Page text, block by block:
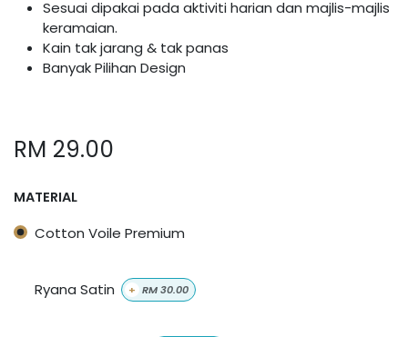
Sesuai dipakai pada aktiviti harian dan majlis-majlis
keramaian.
Kain tak jarang & tak panas
Banyak Pilihan Design
RM 29.00
MATERIAL
Cotton Voile Premium
Ryana Satin + RM30.00